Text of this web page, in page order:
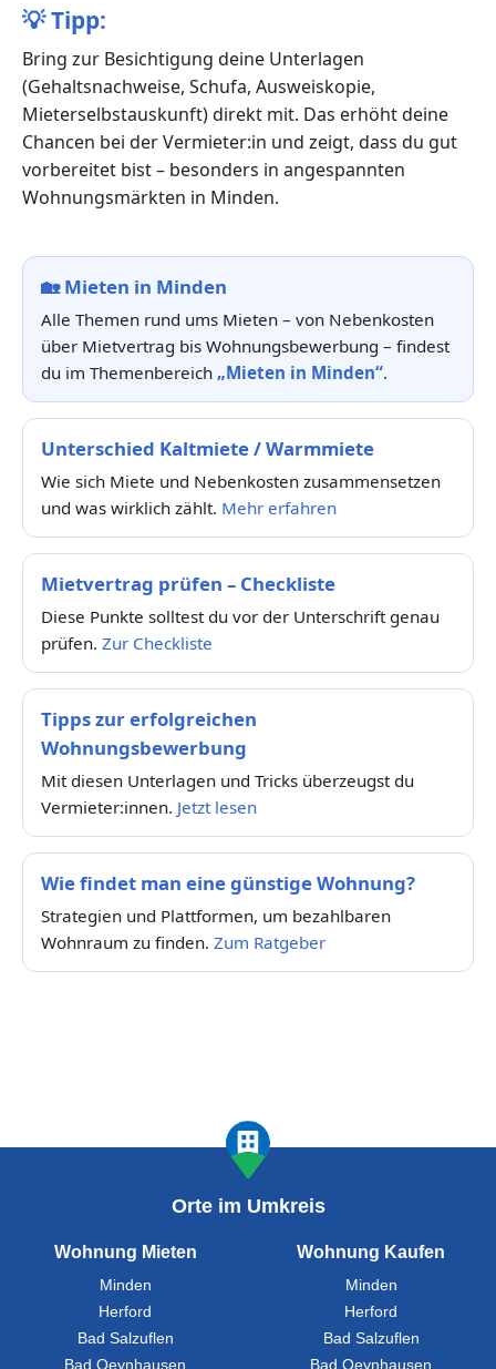
💡Tipp:
Bring zur Besichtigung deine Unterlagen
(Gehaltsnachweise, Schufa, Ausweiskopie,
Mieterselbstauskunft) direkt mit. Das erhöht deine
Chancen bei der Vermieter:in und zeigt, dass du gut
vorbereitet bist – besonders in angespannten
Wohnungsmärkten in Minden.
🏡Mieten in Minden
Alle Themen rund ums Mieten – von Nebenkosten
über Mietvertrag bis Wohnungsbewerbung – findest
du im Themenbereich „Mieten in Minden“.
Unterschied Kaltmiete / Warmmiete
Wie sich Miete und Nebenkosten zusammensetzen
und was wirklich zählt. Mehr erfahren
Mietvertrag prüfen – Checkliste
Diese Punkte solltest du vor der Unterschrift genau
prüfen. Zur Checkliste
Tipps zur erfolgreichen
Wohnungsbewerbung
Mit diesen Unterlagen und Tricks überzeugst du
Vermieter:innen. Jetzt lesen
Wie findet man eine günstige Wohnung?
Strategien und Plattformen, um bezahlbaren
Wohnraum zu finden. Zum Ratgeber
Orte im Umkreis
Wohnung Mieten
Minden
Herford
Bad Salzuflen
Bad Oeynhausen
Wohnung Kaufen
Minden
Herford
Bad Salzuflen
Bad Oeynhausen